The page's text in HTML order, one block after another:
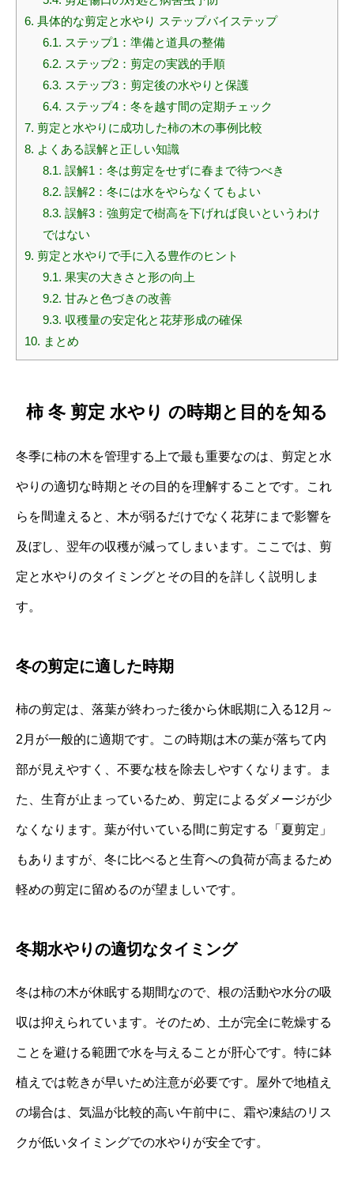
6. 具体的な剪定と水やり ステップバイステップ
6.1. ステップ1：準備と道具の整備
6.2. ステップ2：剪定の実践的手順
6.3. ステップ3：剪定後の水やりと保護
6.4. ステップ4：冬を越す間の定期チェック
7. 剪定と水やりに成功した柿の木の事例比較
8. よくある誤解と正しい知識
8.1. 誤解1：冬は剪定をせずに春まで待つべき
8.2. 誤解2：冬には水をやらなくてもよい
8.3. 誤解3：強剪定で樹高を下げれば良いというわけ
ではない
9. 剪定と水やりで手に入る豊作のヒント
9.1. 果実の大きさと形の向上
9.2. 甘みと色づきの改善
9.3. 収穫量の安定化と花芽形成の確保
10. まとめ
柿 冬 剪定 水やり の時期と目的を知る
冬季に柿の木を管理する上で最も重要なのは、剪定と水
やりの適切な時期とその目的を理解することです。これ
らを間違えると、木が弱るだけでなく花芽にまで影響を
及ぼし、翌年の収穫が減ってしまいます。ここでは、剪
定と水やりのタイミングとその目的を詳しく説明しま
す。
冬の剪定に適した時期
柿の剪定は、落葉が終わった後から休眠期に入る12月～
2月が一般的に適期です。この時期は木の葉が落ちて内
部が見えやすく、不要な枝を除去しやすくなります。ま
た、生育が止まっているため、剪定によるダメージが少
なくなります。葉が付いている間に剪定する「夏剪定」
もありますが、冬に比べると生育への負荷が高まるため
軽めの剪定に留めるのが望ましいです。
冬期水やりの適切なタイミング
冬は柿の木が休眠する期間なので、根の活動や水分の吸
収は抑えられています。そのため、土が完全に乾燥する
ことを避ける範囲で水を与えることが肝心です。特に鉢
植えでは乾きが早いため注意が必要です。屋外で地植え
の場合は、気温が比較的高い午前中に、霜や凍結のリス
クが低いタイミングでの水やりが安全です。